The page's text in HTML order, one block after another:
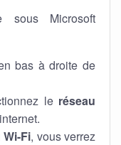
sous Microsoft
bas à droite de
le réseau
Fi, vous verrez